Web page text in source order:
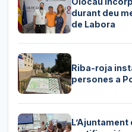
durant deu
de Labora
Riba-roja
persones a
L’Ajuntament